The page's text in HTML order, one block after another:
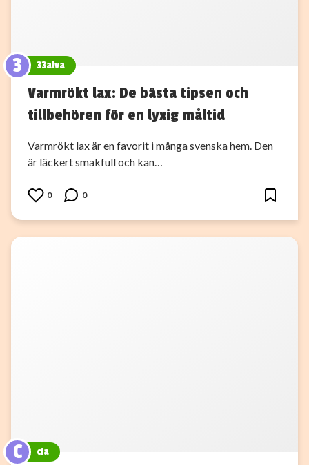
3 33alva
Varmrökt lax: De bästa tipsen och
tillbehören för en lyxig måltid
Varmrökt lax är en favorit i många svenska hem. Den
är läckert smakfull och kan…
0 0
C cia